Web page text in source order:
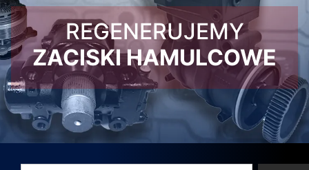
REGENERUJEMY
ZACISKI HAMULCOWE